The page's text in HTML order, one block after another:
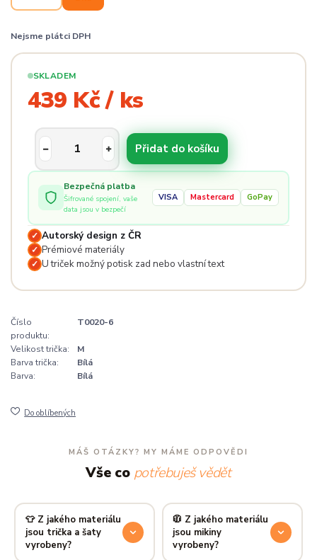
Nejsme plátci DPH
SKLADEM
439 Kč / ks
Přidat do košíku
Bezpečná platba
Šifrované spojení, vaše
data jsou v bezpečí
VISA Mastercard GoPay
✓ Autorský design z ČR
✓ Prémiové materiály
✓ U triček možný potisk zad nebo vlastní text
Číslo
produktu:
T0020-6
Velikost trička:
M
Barva trička:
Bílá
Barva:
Bílá
Do oblíbených
MÁŠ OTÁZKY? MY MÁME ODPOVĚDI
Vše co potřebuješ vědět
👕 Z jakého materiálu
jsou trička a šaty
vyrobeny?
🧥 Z jakého materiálu
jsou mikiny
vyrobeny?